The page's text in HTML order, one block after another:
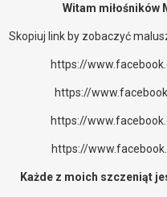
Witam
Skopiuj link by zobaczyć
https://
https://
https://
https://
Każde z moich szczeniąt